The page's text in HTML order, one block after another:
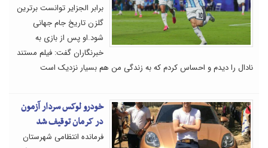
برابر الجزایر توانست برترین
گلزن تاریخ جام جهانی
شود.او پس از بازی به
خبرنگاران گفت: فیلم مستند
نادال را دیدم و احساس کردم که به زندگی من هم بسیار نزدیک است
خودرو لوکس سردار آزمون
در کرمان توقیف شد
فرمانده انتظامی شهرستان